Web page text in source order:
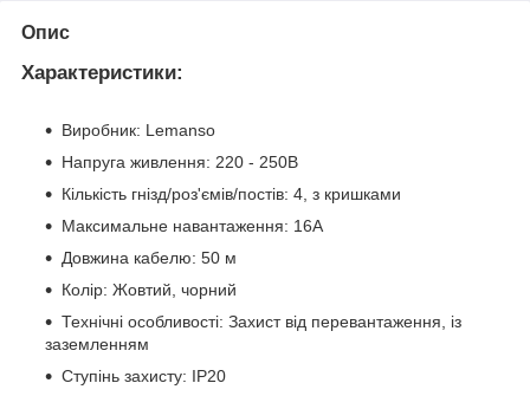
Опис
Характеристики:
Виробник: Lemanso
Напруга живлення: 220 - 250В
Кількість гнізд/роз'ємів/постів: 4, з кришками
Максимальне навантаження: 16А
Довжина кабелю: 50 м
Колір: Жовтий, чорний
Технічні особливості: Захист від перевантаження, із
заземленням
Ступінь захисту: IP20